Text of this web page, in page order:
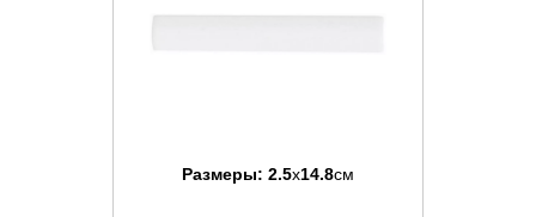
Размеры: 2.5x14.8см